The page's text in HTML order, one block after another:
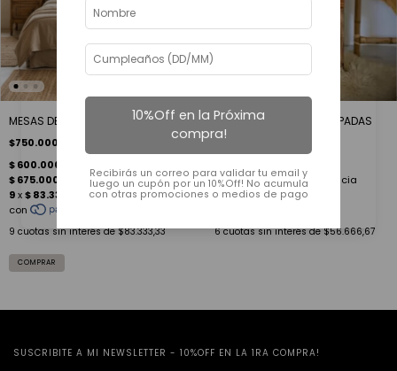
MESAS DE LUZ LOUISE & CLAIRE
$750.000
9 cuotas sin interés de$83.333,33
PAR MESAS DE LUZ DECAPADAS
$340.000
6 cuotas sin interés de$56.666,67
SUSCRIBITE A MI NEWSLETTER - 10%OFF EN LA 1RA COMPRA!
10%Off en la Próxima
compra!
Recibirás un correo para validar tu email y
luego un cupón por un 10%Off! No acumula
con otras promociones o medios de pago